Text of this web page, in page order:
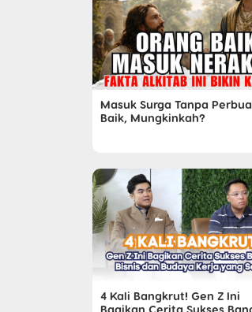
Masuk Surga Tanpa
Baik, Mungkinkah?
4 Kali Bangkrut! Gen Z Ini
Bagikan Cerita Sukses